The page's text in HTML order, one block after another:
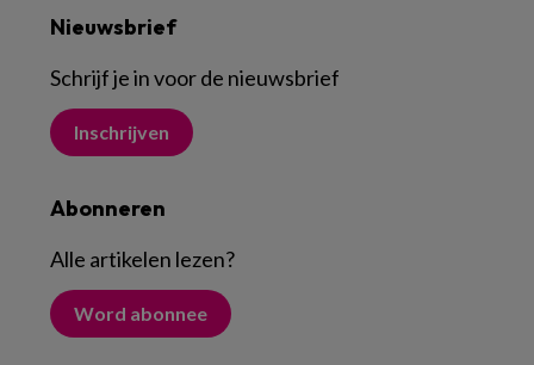
Nieuwsbrief
Schrijf je in voor de nieuwsbrief
Inschrijven
Abonneren
Alle artikelen lezen?
Word abonnee